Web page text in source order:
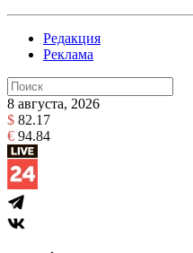
Редакция
Реклама
8 августа, 2026
$ 82.17
€ 94.84